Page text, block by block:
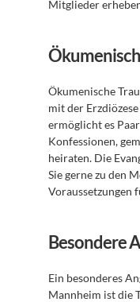
Mitglieder
Ökumenische
mit der
ermöglicht es
Konfessionen,
heiraten. Die
Sie gerne zu den
Voraussetzungen
Besondere
Ein besonderes
Mannheim ist die